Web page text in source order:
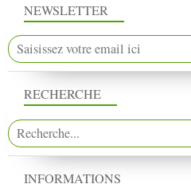
NEWSLETTER
RECHERCHE
INFORMATIONS